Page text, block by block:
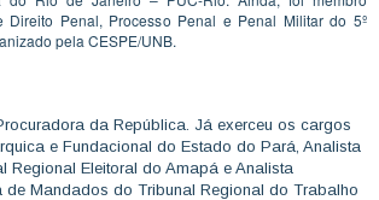
Direito Penal, Processo Penal e Penal Militar do 5º
pela CESPE/UNB.
da República. Já exerceu os cargos
e Fundacional do Estado do Pará, Analista
Regional Eleitoral do Amapá e Analista
de Mandados do Tribunal Regional do Trabalho